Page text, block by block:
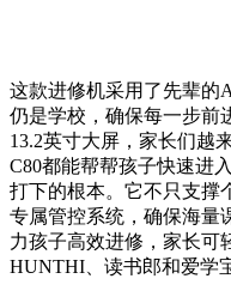
这款进修机采用了先辈的
仍是学校，确保每一步前
13.2英寸大屏，家长们越
C80都能帮帮孩子快速进
打下的根本。它不只支撑
专属管控系统，确保海量
力孩子高效进修，家长可
HUNTHI、读书郎和爱学